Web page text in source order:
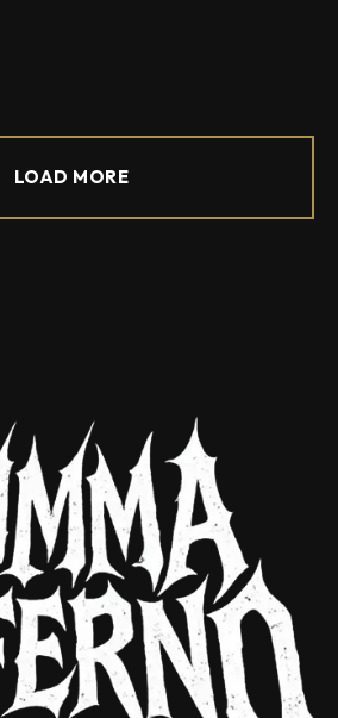
LOAD MORE